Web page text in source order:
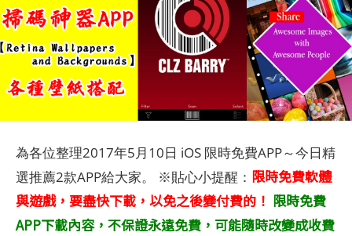
為各位整理2017年5月10日 iOS 限時免費APP～今日精
選推薦2款APP給大家。 ※貼心小提醒： 限時免費軟體
與遊戲，要盡快下載，以免之後變付費的！ 限時免費
APP下載內容，不保證永遠免費，可能隨時改變成收費